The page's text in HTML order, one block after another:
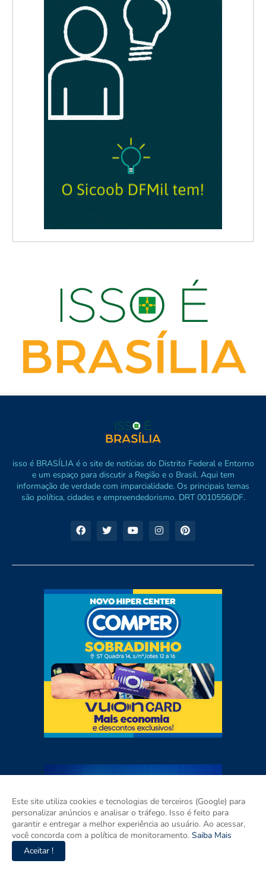
isso é BRASÍLIA é o site de notícias do Distrito Federal e Entorno
e um espaço para discutir a Região e o Brasil. Aqui tem
informação de verdade com imparcialidade. Os principais temas
são política, cidades e empreendedorismo. DRT 0010556/DF.
Este site utiliza cookies e tecnologias de terceiros (Google) para
personalizar anúncios e analisar o tráfego. Isso é feito para
garantir e entregar a melhor experiência ao usuário. Ao acessar,
você concorda com a política de monitoramento. Saiba Mais
Aceitar !